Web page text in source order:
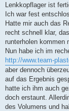
r
a
Lenkkopflager ist
Ich war fest
Hatte mir auch das
recht schnell klar,
runterholen kommen
Nun habe ich im
http://www.team-
aber dennoch
auf das Ergebnis
hatte ich ihm auch
doch erstaunt.
des Volumens und